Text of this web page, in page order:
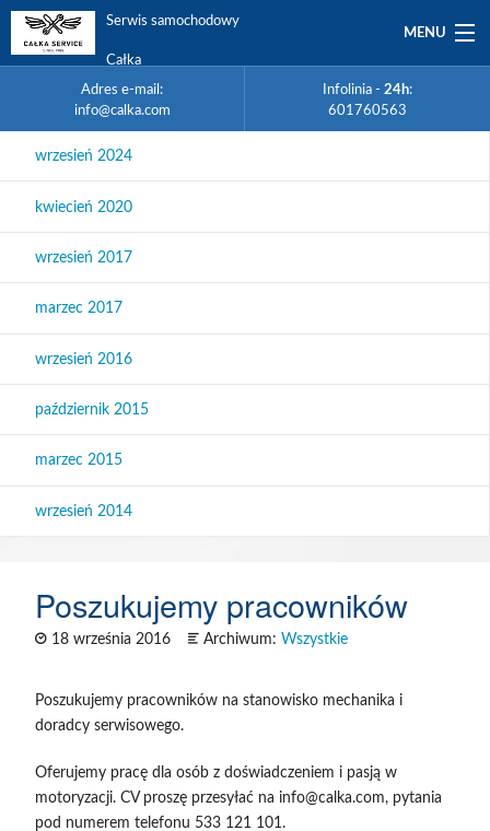
Serwis
samochodowy
Zmień
lokalizację
Poznań
mail:
info@calka.com
Infolinia
-
24h:
601760563
Serwis samochodowy
Całka
MENU
Oferta
Auto zastępcze
Floty
Referencje
Promocje
Praca
O firmie
Adres e-mail:
info@calka.com
Infolinia - 24h:
601760563
Strona
Wszystkie
pracowników
wrzesień 2024
kwiecień 2020
wrzesień 2017
marzec 2017
wrzesień 2016
październik 2015
marzec 2015
wrzesień 2014
Poszukujemy pracowników
18 września 2016 Archiwum: Wszystkie
Poszukujemy pracowników na stanowisko mechanika i
doradcy serwisowego.
Oferujemy pracę dla osób z doświadczeniem i pasją w
motoryzacji. CV proszę przesyłać na info@calka.com, pytania
pod numerem telefonu 533 121 101.